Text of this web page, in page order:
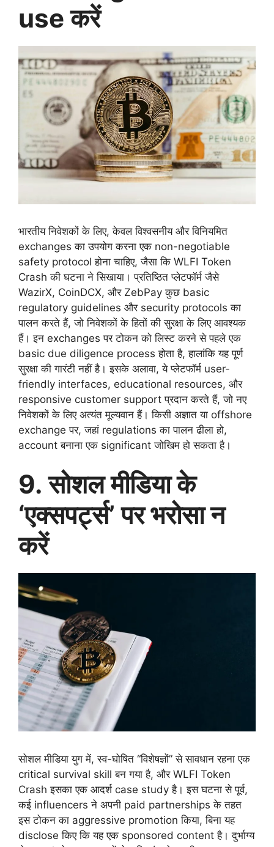
use करें
भारतीय निवेशकों के लिए, केवल विश्वसनीय और विनियमित
exchanges का उपयोग करना एक non-negotiable
safety protocol होना चाहिए, जैसा कि WLFI Token
Crash की घटना ने सिखाया। प्रतिष्ठित प्लेटफॉर्म जैसे
WazirX, CoinDCX, और ZebPay कुछ basic
regulatory guidelines और security protocols का
पालन करते हैं, जो निवेशकों के हितों की सुरक्षा के लिए आवश्यक
हैं। इन exchanges पर टोकन को लिस्ट करने से पहले एक
basic due diligence process होता है, हालांकि यह पूर्ण
सुरक्षा की गारंटी नहीं है। इसके अलावा, ये प्लेटफॉर्म user-
friendly interfaces, educational resources, और
responsive customer support प्रदान करते हैं, जो नए
निवेशकों के लिए अत्यंत मूल्यवान हैं। किसी अज्ञात या offshore
exchange पर, जहां regulations का पालन ढीला हो,
account बनाना एक significant जोखिम हो सकता है।
9. सोशल मीडिया के
‘एक्सपर्ट्स’ पर भरोसा न
करें
सोशल मीडिया युग में, स्व-घोषित “विशेषज्ञों” से सावधान रहना एक
critical survival skill बन गया है, और WLFI Token
Crash इसका एक आदर्श case study है। इस घटना से पूर्व,
कई influencers ने अपनी paid partnerships के तहत
इस टोकन का aggressive promotion किया, बिना यह
disclose किए कि यह एक sponsored content है। दुर्भाग्य